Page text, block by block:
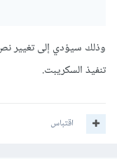
تنفيذ السكريبت.
اقتباس